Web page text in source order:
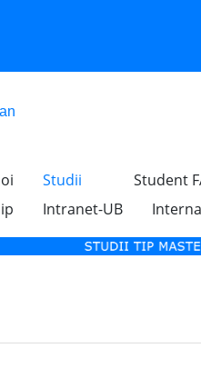
Studii Student
Intranet-UB